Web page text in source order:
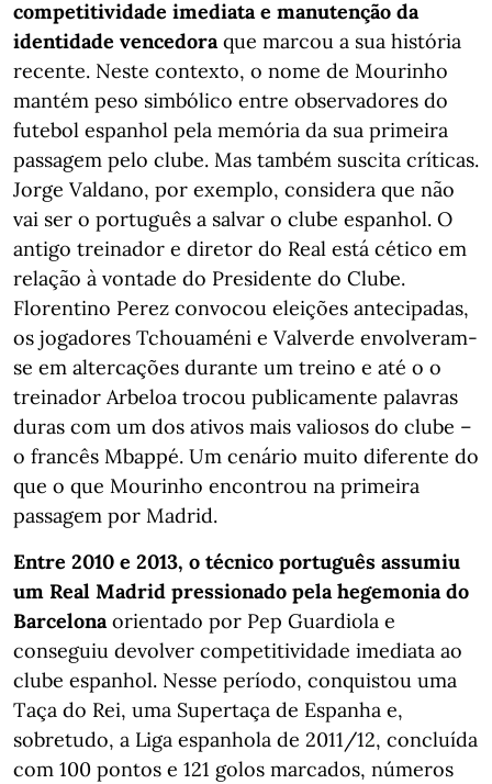
competitividade imediata e manutenção da
identidade vencedora que marcou a sua história
recente. Neste contexto, o nome de Mourinho
mantém peso simbólico entre observadores do
futebol espanhol pela memória da sua primeira
passagem pelo clube. Mas também suscita críticas.
Jorge Valdano, por exemplo, considera que não
vai ser o português a salvar o clube espanhol. O
antigo treinador e diretor do Real está cético em
relação à vontade do Presidente do Clube.
Florentino Perez convocou eleições antecipadas,
os jogadores Tchouaméni e Valverde envolveram-
se em altercações durante um treino e até o o
treinador Arbeloa trocou publicamente palavras
duras com um dos ativos mais valiosos do clube –
o francês Mbappé. Um cenário muito diferente do
que o que Mourinho encontrou na primeira
passagem por Madrid.
Entre 2010 e 2013, o técnico português assumiu
um Real Madrid pressionado pela hegemonia do
Barcelona orientado por Pep Guardiola e
conseguiu devolver competitividade imediata ao
clube espanhol. Nesse período, conquistou uma
Taça do Rei, uma Supertaça de Espanha e,
sobretudo, a Liga espanhola de 2011/12, concluída
com 100 pontos e 121 golos marcados, números